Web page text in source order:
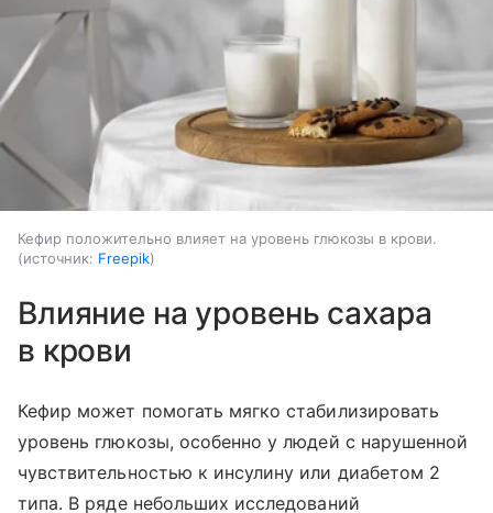
Кефир положительно влияет на уровень глюкозы в крови.
источник: Freepik
Влияние на уровень сахара
в крови
Кефир может помогать мягко стабилизировать
уровень глюкозы, особенно у людей с нарушенной
чувствительностью к инсулину или диабетом 2
типа. В ряде небольших исследований